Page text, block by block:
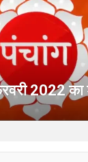
2022 का